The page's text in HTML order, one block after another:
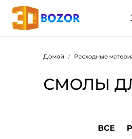
Домой Расходные
СМОЛЫ
ВСЕ